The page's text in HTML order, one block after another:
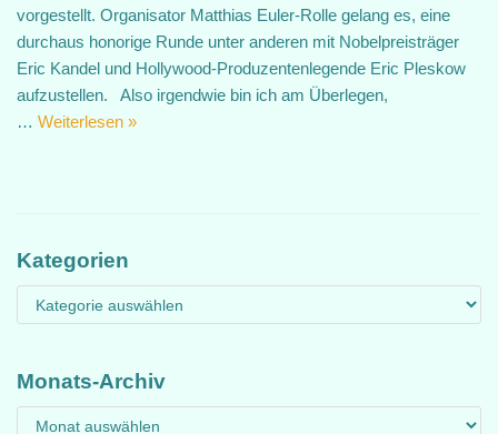
vorgestellt. Organisator Matthias Euler-Rolle gelang es, eine
durchaus honorige Runde unter anderen mit Nobelpreisträger
Eric Kandel und Hollywood-Produzentenlegende Eric Pleskow
aufzustellen. Also irgendwie bin ich am Überlegen,
… Weiterlesen »
Kategorien
Monats-Archiv